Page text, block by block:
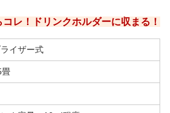
能は無し
フューザーにはタイマー機能
レ！ドリンクホルダーに収まる！
イザー式
畳